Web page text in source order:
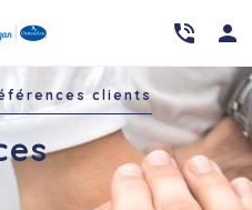
 person
clients